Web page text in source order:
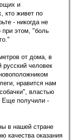
и
кто живет по
- никогда не
при этом, "боль
от дома, в
человек
нравится нам
властью
Еще получили -
в нашей стране
качества оказания